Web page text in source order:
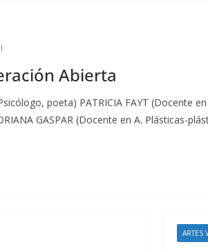
Abierta
poeta) PATRICIA FAYT (Docente
GASPAR (Docente en A. Plásticas-
ARTES